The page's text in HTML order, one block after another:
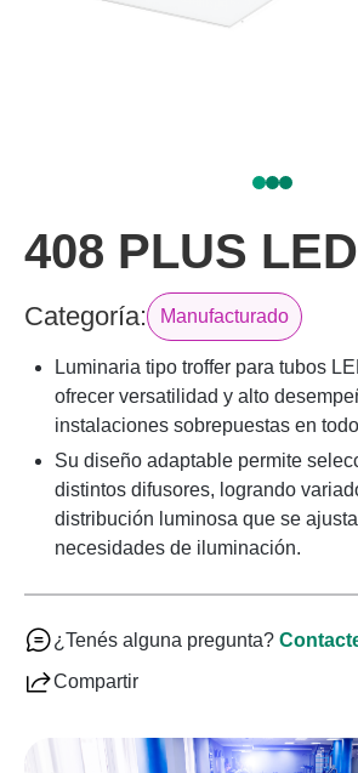
408 PLUS LED
Categoría: Manufacturado
Luminaria tipo troffer para tubos
ofrecer versatilidad y alto
instalaciones sobrepuestas en
Su diseño adaptable permite
distintos difusores, logrando
distribución luminosa que se
necesidades de iluminación.
¿Tenés alguna pregunta?
Compartir